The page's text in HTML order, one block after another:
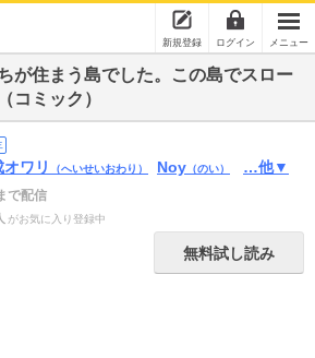
新規登録 ログイン メニュー
が住まう島でした。この島でスロー
コミック）
ワリ （へいせいおわり） Noy （のい） …他▼
で配信
がお気に入り登録中
無料試し読み